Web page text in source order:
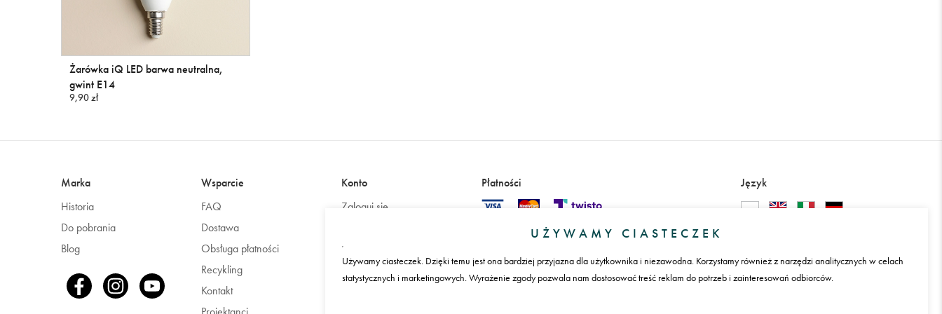
Żarówka iQ LED barwa neutralna,
gwint E14
9,90 zł
Marka
Historia
Do pobrania
Blog
Wsparcie
FAQ
Dostawa
Obsługa płatności
Recykling
Kontakt
Konto
Zaloguj się
Płatności Język
UŻYWAMY CIASTECZEK
Używamy ciasteczek. Dzięki temu jest ona bardziej przyjazna dla użytkownika i niezawodna. Korzystamy również z narzędzi analitycznych w celach
statystycznych i marketingowych. Wyrażenie zgody pozwala nam dostosować treść reklam do potrzeb i zainteresowań odbiorców.